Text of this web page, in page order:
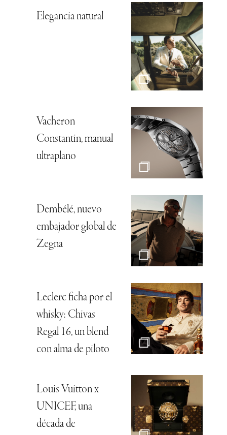
Elegancia natural
Vacheron
Constantin, manual
ultraplano
Dembélé, nuevo
embajador global de
Zegna
Leclerc ficha por el
whisky: Chivas
Regal 16, un blend
con alma de piloto
Louis Vuitton x
UNICEF, una
década de